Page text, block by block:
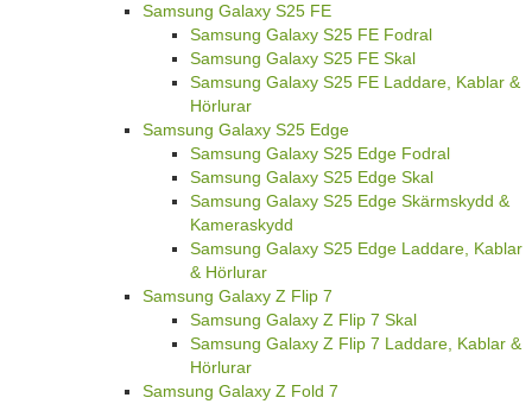
Samsung Galaxy S25 FE
Samsung Galaxy S25 FE Fodral
Samsung Galaxy S25 FE Skal
Samsung Galaxy S25 FE Laddare, Kablar &
Hörlurar
Samsung Galaxy S25 Edge
Samsung Galaxy S25 Edge Fodral
Samsung Galaxy S25 Edge Skal
Samsung Galaxy S25 Edge Skärmskydd &
Kameraskydd
Samsung Galaxy S25 Edge Laddare, Kablar
& Hörlurar
Samsung Galaxy Z Flip 7
Samsung Galaxy Z Flip 7 Skal
Samsung Galaxy Z Flip 7 Laddare, Kablar &
Hörlurar
Samsung Galaxy Z Fold 7